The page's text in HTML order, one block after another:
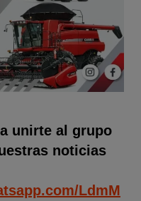
unirte al grupo
noticias
LdmM